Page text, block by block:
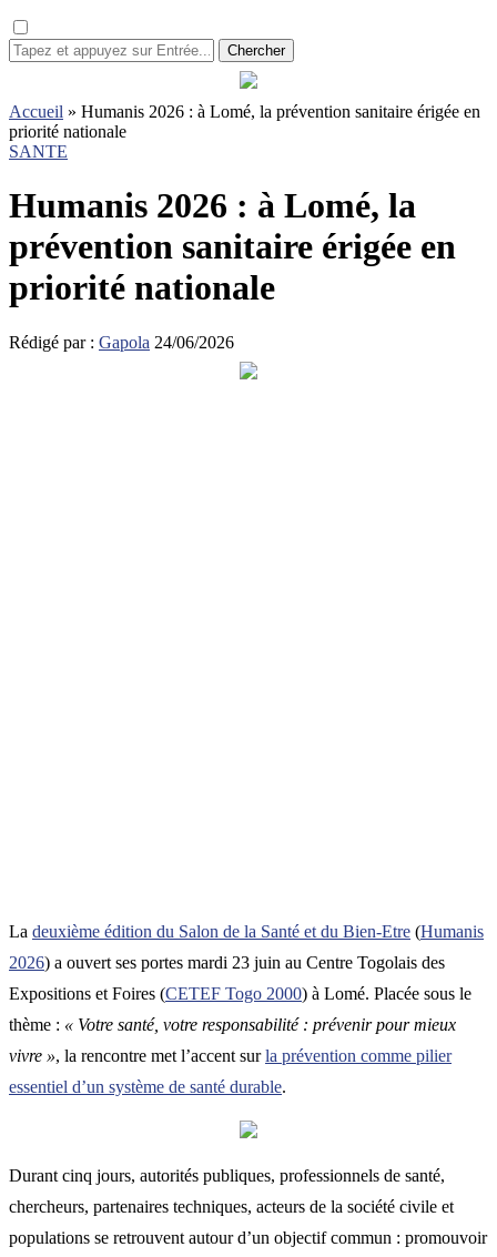
Chercher
Accueil » Humanis 2026 : à Lomé, la prévention sanitaire érigée en
priorité nationale
SANTE
Humanis 2026 : à Lomé, la
prévention sanitaire érigée en
priorité nationale
Rédigé par : Gapola 24/06/2026
La deuxième édition du Salon de la Santé et du Bien-Etre (Humanis
2026) a ouvert ses portes mardi 23 juin au Centre Togolais des
Expositions et Foires (CETEF Togo 2000) à Lomé. Placée sous le
thème : « Votre santé, votre responsabilité : prévenir pour mieux
vivre », la rencontre met l’accent surla prévention comme pilier
essentiel d’un système de santé durable.
Durant cinq jours, autorités publiques, professionnels de santé,
chercheurs, partenaires techniques, acteurs de la société civile et
populations se retrouvent autour d’un objectif commun : promouvoir